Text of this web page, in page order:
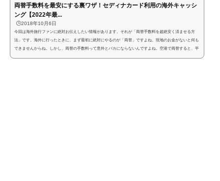
両替手数料を最安にする裏ワザ！セディナカード利用の海外キャッシ
ング【2022年最...
🕒️2018年10月6日
今回は海外旅行ファンに絶対お伝えしたい情報があります。それが「両替手数料を超絶安く済ませる方
法」です。海外に行ったときに、まず最初に絶対にやるのが「両替」ですよね。現地のお金がないと何も
できませんからね。しかし、両替の手数料って意外とバカにならないんですよね。空港で両替すると、平